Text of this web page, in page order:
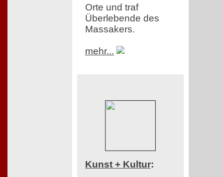
Orte und traf
Überlebende des
Massakers.
mehr...
Kunst + Kultur: